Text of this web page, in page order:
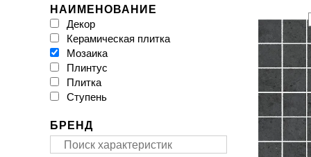
НАИМЕНОВАНИЕ
Декор
Керамическая плитка
Мозаика
Плинтус
Плитка
Ступень
БРЕНД